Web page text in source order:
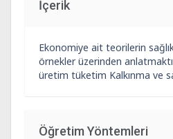
İçerik
Ekonomiye ait teorilerin
örnekler üzerinden
üretim tüketim Kalkınma ve
Öğretim Yöntemleri